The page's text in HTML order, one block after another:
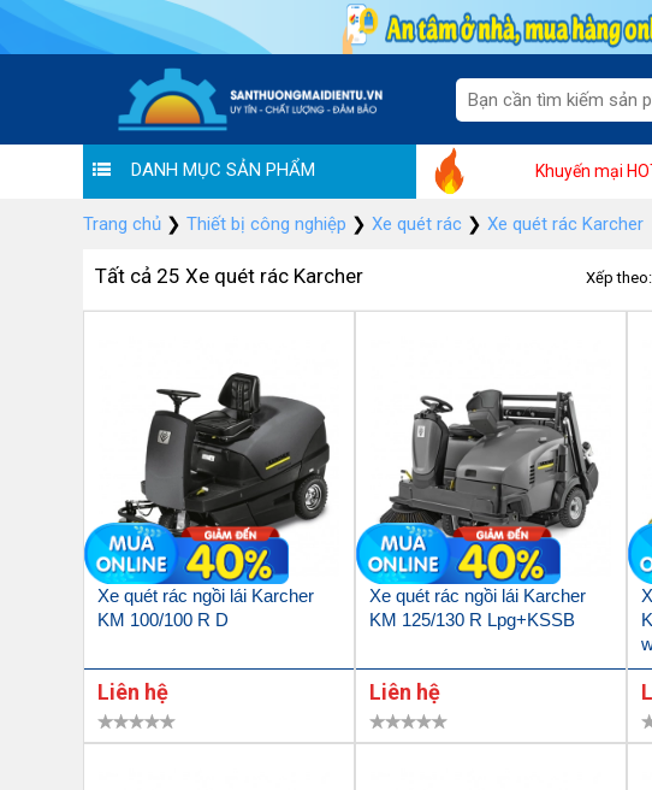
DANH MỤC SẢN PHẨM Khuyến mại
Bùng nổ ưu đãi: "Chào hè rộn rã - khuyến mãi cực
Trang chủ ❯ Thiết bị công nghiệp ❯ Xe quét rác ❯ Xe quét rác Karcher
Tất cả 25 Xe quét rác Karcher Xếp theo:
Xe quét rác ngồi lái Karcher
KM 100/100 R D
Liên hệ
Xe quét rác ngồi lái Karcher
KM 125/130 R Lpg+KSSB
Liên hệ